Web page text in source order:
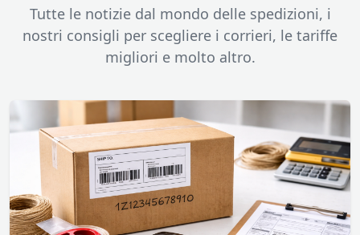
Tutte le notizie dal mondo delle spedizioni, i
nostri consigli per scegliere i corrieri, le tariffe
migliori e molto altro.